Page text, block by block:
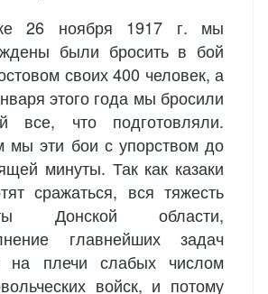
26 ноября 1917 г. мы
были бросить в бой
своих 400 человек, а
этого года мы бросили
все, что подготовляли.
мы эти бои с упорством до
минуты. Так как казаки
сражаться, вся тяжесть
Донской области,
главнейших задач
на плечи слабых числом
войск, и потому